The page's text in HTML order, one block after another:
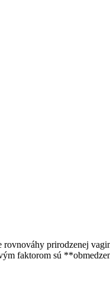
rovnováhy prirodzenej
faktorom sú